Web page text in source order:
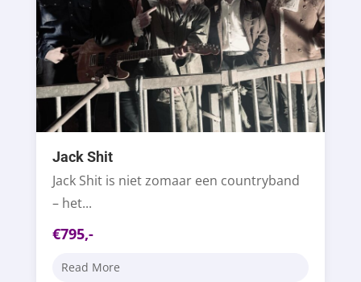
Jack Shit
Jack Shit is niet zomaar een countryband
– het...
€795,-
Read More